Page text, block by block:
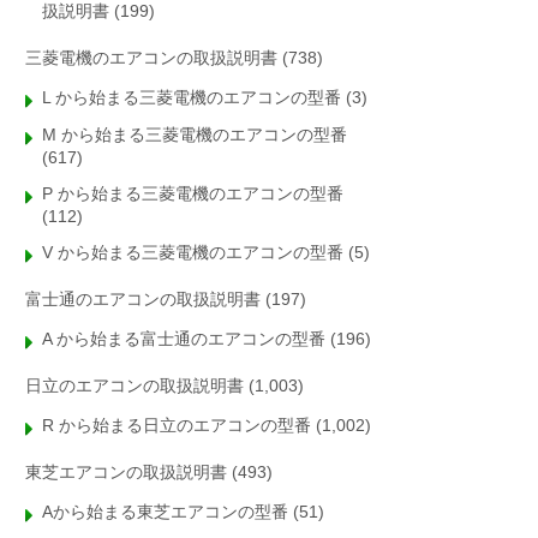
扱説明書 (199)
三菱電機のエアコンの取扱説明書 (738)
L から始まる三菱電機のエアコンの型番 (3)
M から始まる三菱電機のエアコンの型番
(617)
P から始まる三菱電機のエアコンの型番
(112)
V から始まる三菱電機のエアコンの型番 (5)
富士通のエアコンの取扱説明書 (197)
A から始まる富士通のエアコンの型番 (196)
日立のエアコンの取扱説明書 (1,003)
R から始まる日立のエアコンの型番 (1,002)
東芝エアコンの取扱説明書 (493)
Aから始まる東芝エアコンの型番 (51)